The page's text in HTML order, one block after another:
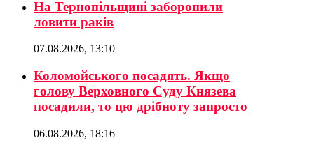
На Тернопільщині заборонили
ловити раків
07.08.2026, 13:10
Коломойського посадять. Якщо
голову Верховного Суду Князева
посадили, то цю дрібноту запросто
06.08.2026, 18:16